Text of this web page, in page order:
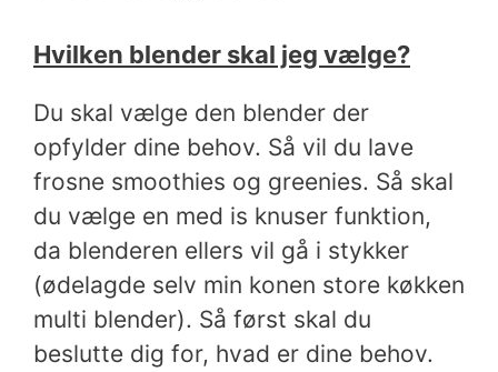
Hvilken blender skal jeg vælge?
Du skal vælge den blender der
opfylder dine behov. Så vil du lave
frosne smoothies og greenies. Så skal
du vælge en med is knuser funktion,
da blenderen ellers vil gå i stykker
(ødelagde selv min konen store køkken
multi blender). Så først skal du
beslutte dig for, hvad er dine behov.